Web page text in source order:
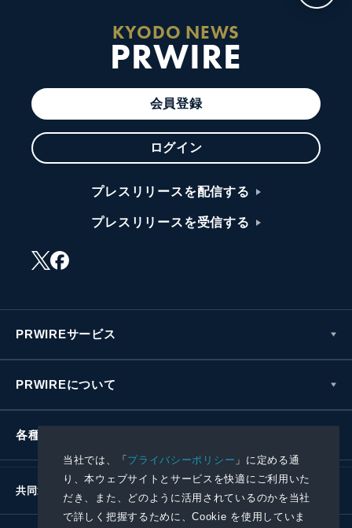
当社では、「プライバシーポリシー 」に定める通
り、本ウェブサイトとサービスを快適にご利用いた
だき、また、どのように活用されているのかを当社
で詳しく把握するために、Cookie を使用していま
KYODO NEWS
PRWIRE
会員登録
ログイン
プレスリリースを配信する
プレスリリースを受信する
PRWIREサービス
PRWIREについて
各種お問い合わせ
共同通信社グループ